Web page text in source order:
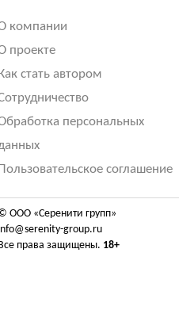
компании
проекте
Как стать автором
персональных
Пользовательское соглашение
ООО «Серенити групп»
group.ru
права защищены. 18+